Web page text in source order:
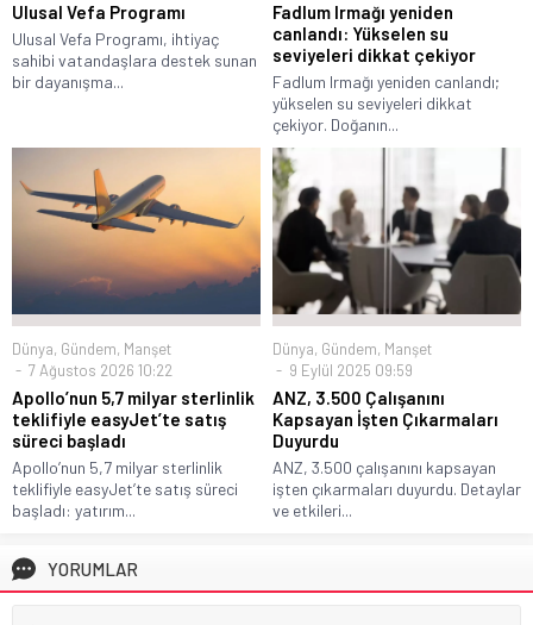
Ulusal Vefa Programı
Ulusal Vefa Programı, ihtiyaç
sahibi vatandaşlara destek sunan
bir dayanışma...
Fadlum Irmağı yeniden
canlandı: Yükselen su
seviyeleri dikkat çekiyor
Fadlum Irmağı yeniden canlandı;
yükselen su seviyeleri dikkat
çekiyor. Doğanın...
Dünya, Gündem, Manşet
7 Ağustos 2026 10:22
Apollo’nun 5,7 milyar sterlinlik
teklifiyle easyJet’te satış
süreci başladı
Apollo’nun 5,7 milyar sterlinlik
teklifiyle easyJet’te satış süreci
başladı: yatırım...
Dünya, Gündem, Manşet
9 Eylül 2025 09:59
ANZ, 3.500 Çalışanını
Kapsayan İşten Çıkarmaları
Duyurdu
ANZ, 3.500 çalışanını kapsayan
işten çıkarmaları duyurdu. Detaylar
ve etkileri...
YORUMLAR